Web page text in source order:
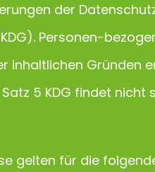
der
Personen-
inhaltlichen Gründen
5 KDG findet
gelten für die